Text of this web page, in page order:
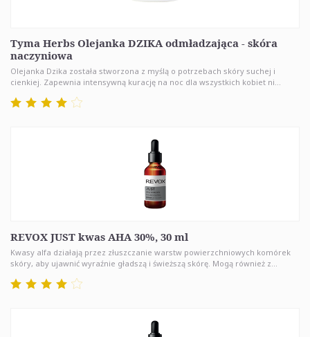
Tyma Herbs Olejanka DZIKA odmładzająca - skóra
naczyniowa
Olejanka Dzika została stworzona z myślą o potrzebach skóry suchej i
cienkiej. Zapewnia intensywną kurację na noc dla wszystkich kobiet ni...
REVOX JUST kwas AHA 30%, 30 ml
Kwasy alfa działają przez złuszczanie warstw powierzchniowych komórek
skóry, aby ujawnić wyraźnie gładszą i świeższą skórę. Mogą również z...